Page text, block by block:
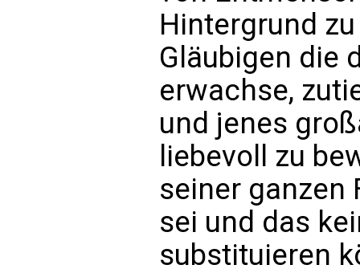
Hintergrund
Gläubigen die
erwachse,
und jenes
liebevoll zu
seiner ganzen
sei und das
substituieren